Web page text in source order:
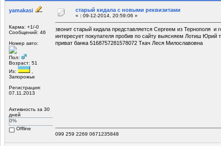
yamakasi
Карма: +1/-0
Сообщений: 46
Номер авто:
Пол:
Возраст: 51
Из:
Запорожье
Регистрация:
07.11.2013
Активность за 30
дней
0%
Offline
старый кидала с новыми реквизитами
« : 09-12-2014, 20:59:06 »
звонит старый кидала представляется Сергеем из Тернополя и
интересует покупателя пробив по сайту выясняем Лотиш Юрий
приват банка 5168757281578072 Ткач Леся Милославовна
099 259 2269 0671235848